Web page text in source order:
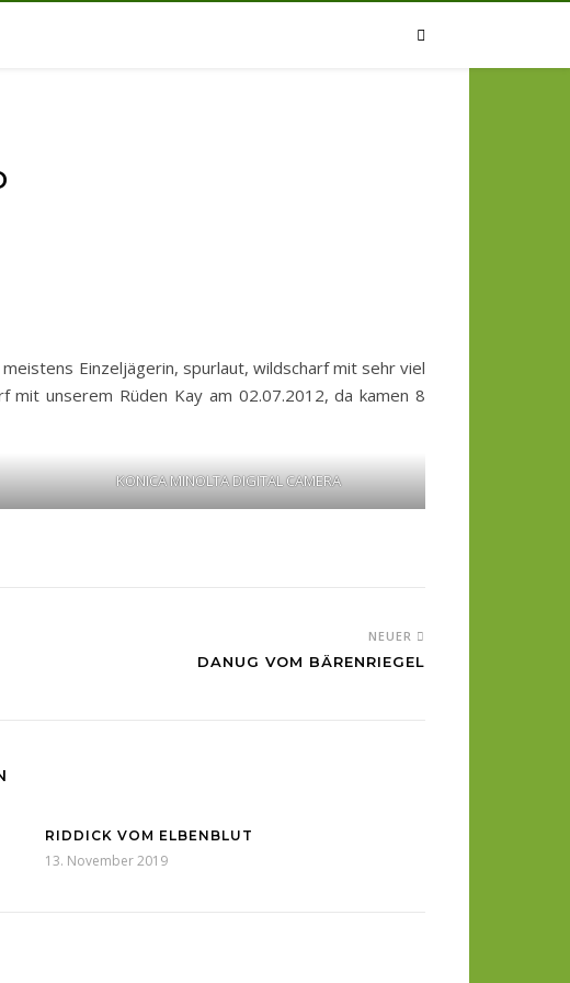
Einzeljägerin, spurlaut, wildscharf mit sehr viel
mit unserem Rüden Kay am 02.07.2012, da kamen 8
KONICA MINOLTA DIGITAL CAMERA
NEUER
DANUG VOM BÄRENRIEGEL
RIDDICK VOM ELBENBLUT
13. November 2019